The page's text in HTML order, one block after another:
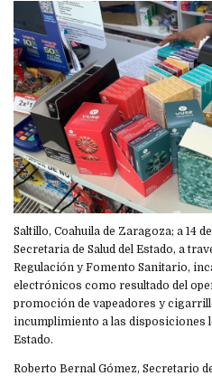
Saltillo, Coahuila de Zaragoza; a 14
Secretaria de Salud del Estado, a
Regulación y Fomento Sanitario,
electrónicos como resultado del
promoción de vapeadores y
incumplimiento a las disposiciones
Estado.
Roberto Bernal Gómez, Secretario